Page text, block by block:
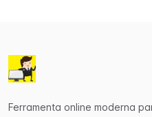
Ferramenta online moderna